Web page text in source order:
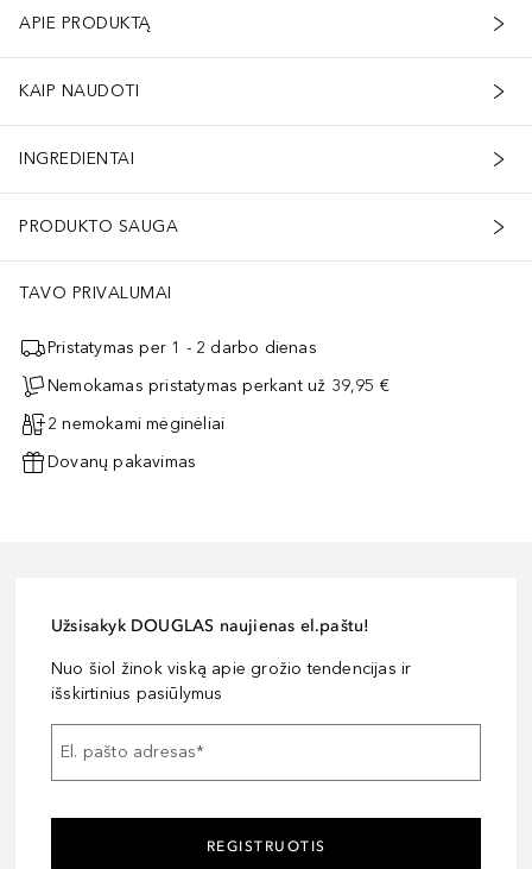
APIE PRODUKTĄ
KAIP NAUDOTI
INGREDIENTAI
PRODUKTO SAUGA
TAVO PRIVALUMAI
Pristatymas per 1 - 2 darbo dienas
Nemokamas pristatymas perkant už 39,95 €
2 nemokami mėginėliai
Dovanų pakavimas
Užsisakyk DOUGLAS naujienas el.paštu!
Nuo šiol žinok viską apie grožio tendencijas ir
išskirtinius pasiūlymus
El. pašto adresas*
REGISTRUOTIS